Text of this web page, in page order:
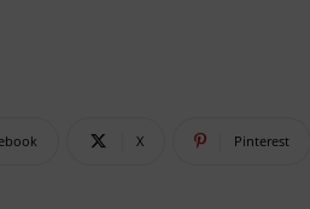
X Pinterest